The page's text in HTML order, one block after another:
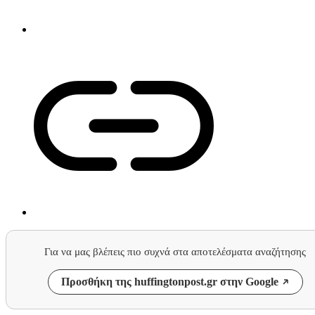
Για να μας βλέπεις πιο συχνά στα αποτελέσματα αναζήτησης
Προσθήκη της huffingtonpost.gr στην Google